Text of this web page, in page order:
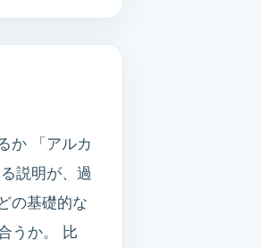
か 「アルカ
説明が、過
の基礎的な
うか。 比